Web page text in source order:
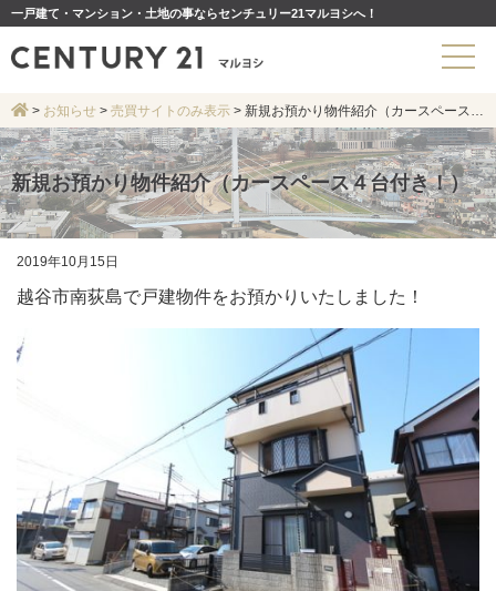
一戸建て・マンション・土地の事ならセンチュリー21マルヨシへ！
> お知らせ >売買サイトのみ表示 >新規お預かり物件紹介（カースペース４台付き！）
新規お預かり物件紹介（カースペース４台付き！）
2019年10月15日
越谷市南荻島で戸建物件をお預かりいたしました！